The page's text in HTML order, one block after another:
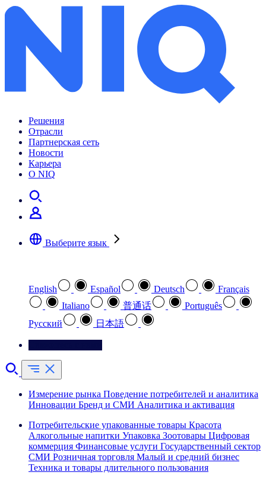
Решения
Отрасли
Партнерская сеть
Новости
Карьера
О NIQ
Выберите язык
English Español Deutsch
Français
Italiano
普通话
Português
Pусский
日本語
Измерение рынка Поведение потребителей и аналитика
Инновации Бренд и СМИ Аналитика и активация
Потребительские упакованные товары Красота
Алкогольные напитки Упаковка Зоотовары Цифровая
коммерция Финансовые услуги Государственный сектор
СМИ Розничная торговля Малый и средний бизнес
Техника и товары длительного пользования